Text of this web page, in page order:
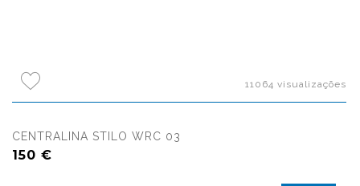
11064 visualizações
CENTRALINA STILO WRC 03
150 €